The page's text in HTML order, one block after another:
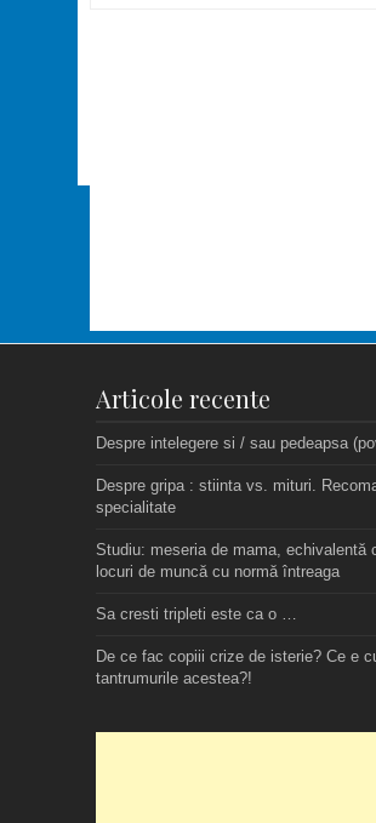
Articole recente
Despre intelegere si / sau pedeapsa
Despre gripa : stiinta vs. mituri.
specialitate
Studiu: meseria de mama, echivalentă
locuri de muncă cu normă întreaga
Sa cresti tripleti este ca o …
De ce fac copiii crize de isterie? Ce e
tantrumurile acestea?!